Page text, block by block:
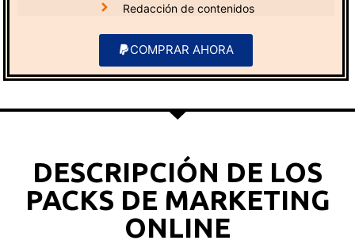
Redacción de contenidos
COMPRAR AHORA
DESCRIPCIÓN DE LOS
PACKS DE MARKETING
ONLINE